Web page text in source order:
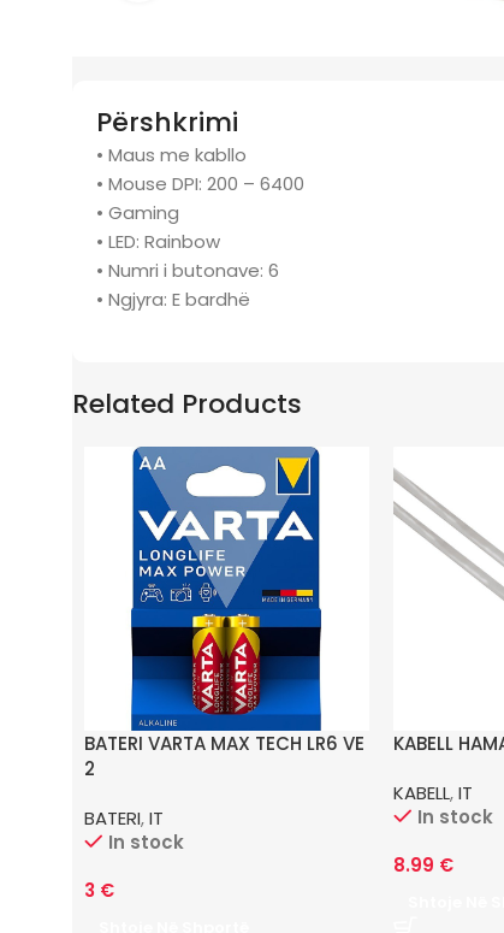
Përshkrimi
• Maus me kabllo
• Mouse DPI: 200 – 6400
• Gaming
• LED: Rainbow
• Numri i butonave: 6
• Ngjyra: E bardhë
Related Products
BATERI VARTA MAX TECH LR6 VE
2
BATERI,IT
In stock
3 €
KABELL
KABELL,IT
In stock
8.99 €